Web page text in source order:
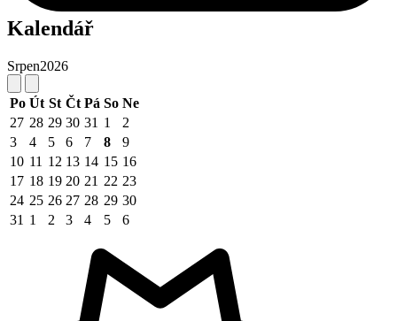
Kalendář
Srpen2026
Po Út St Čt Pá So Ne
27 28 29 30 31 1
2
3
4 5 6 7 8
9
10 11 12 13 14 15 16
17 18 19 20 21 22 23
24 25 26 27 28 29 30
31 1 2 3 4 5 6